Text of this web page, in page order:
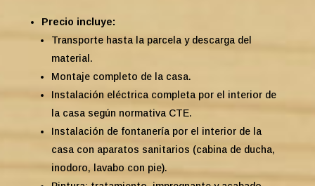
Precio incluye:
Transporte hasta la parcela y descarga del
material.
Montaje completo de la casa.
Instalación eléctrica completa por el interior de
la casa según normativa CTE.
Instalación de fontanería por el interior de la
casa con aparatos sanitarios (cabina de ducha,
inodoro, lavabo con pie).